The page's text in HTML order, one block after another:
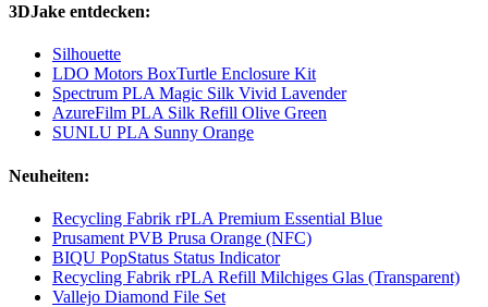
3DJake entdecken:
Silhouette
LDO Motors BoxTurtle Enclosure Kit
Spectrum PLA Magic Silk Vivid Lavender
AzureFilm PLA Silk Refill Olive Green
SUNLU PLA Sunny Orange
Neuheiten:
Recycling Fabrik rPLA Premium Essential Blue
Prusament PVB Prusa Orange (NFC)
BIQU PopStatus Status Indicator
Recycling Fabrik rPLA Refill Milchiges Glas (Transparent)
Vallejo Diamond File Set